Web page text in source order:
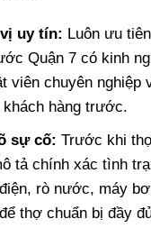
uy tín: Luôn ưu
Quận 7 có kinh
viên chuyên nghiệp
hàng trước.
sự cố: Trước khi
tả chính xác tình
rò nước, máy
thợ chuẩn bị đầy